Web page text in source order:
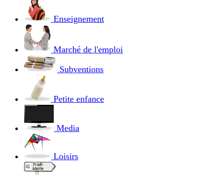
Enseignement
Marché de l'emploi
Subventions
Petite enfance
Media
Loisirs